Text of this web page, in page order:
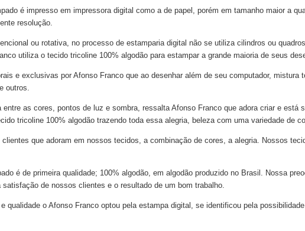
é impresso em impressora digital como a de papel, porém em tamanho maior a
resolução.
ou rotativa, no processo de estamparia digital não se utiliza cilindros ou
utiliza o tecido tricoline 100% algodão para estampar a grande maioria de seus
e exclusivas por Afonso Franco que ao desenhar além de seu computador,
outros.
entre as cores, pontos de luz e sombra, ressalta Afonso Franco que adora criar e
tricoline 100% algodão trazendo toda essa alegria, beleza com uma variedade de
que adoram em nossos tecidos, a combinação de cores, a alegria. Nossos
é de primeira qualidade; 100% algodão, em algodão produzido no Brasil. Nossa
satisfação de nossos clientes e o resultado de um bom trabalho.
qualidade o Afonso Franco optou pela estampa digital, se identificou pela